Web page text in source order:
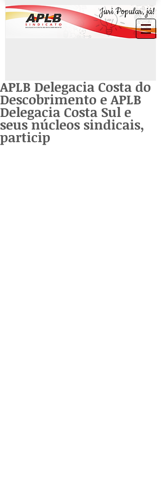
Juri Popular, já!
APLB Delegacia Costa do
Descobrimento e APLB
Delegacia Costa Sul e
seus núcleos sindicais,
particip